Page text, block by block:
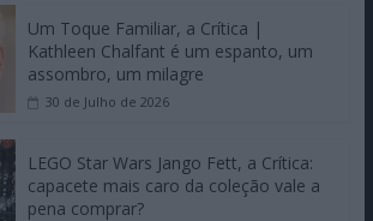
Um Toque Familiar, a Crítica |
Kathleen Chalfant é um espanto, um
assombro, um milagre
30 de Julho de 2026
LEGO Star Wars Jango Fett, a Crítica:
capacete mais caro da coleção vale a
pena comprar?